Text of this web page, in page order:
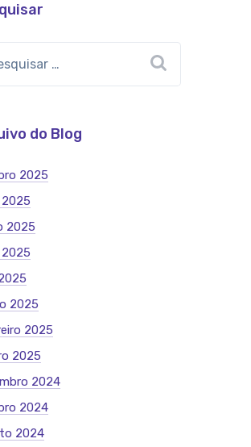
do Blog
2025
2025
2025
2025
2025
2024
2024
2024